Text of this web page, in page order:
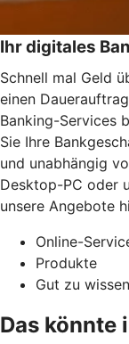
Ihr digitales
Schnell mal Geld
einen
Banking-Services
Sie Ihre
und unabhängig
Desktop-PC oder
unsere Angebote
Online-
Produkte
Gut zu wissen
Das könnte